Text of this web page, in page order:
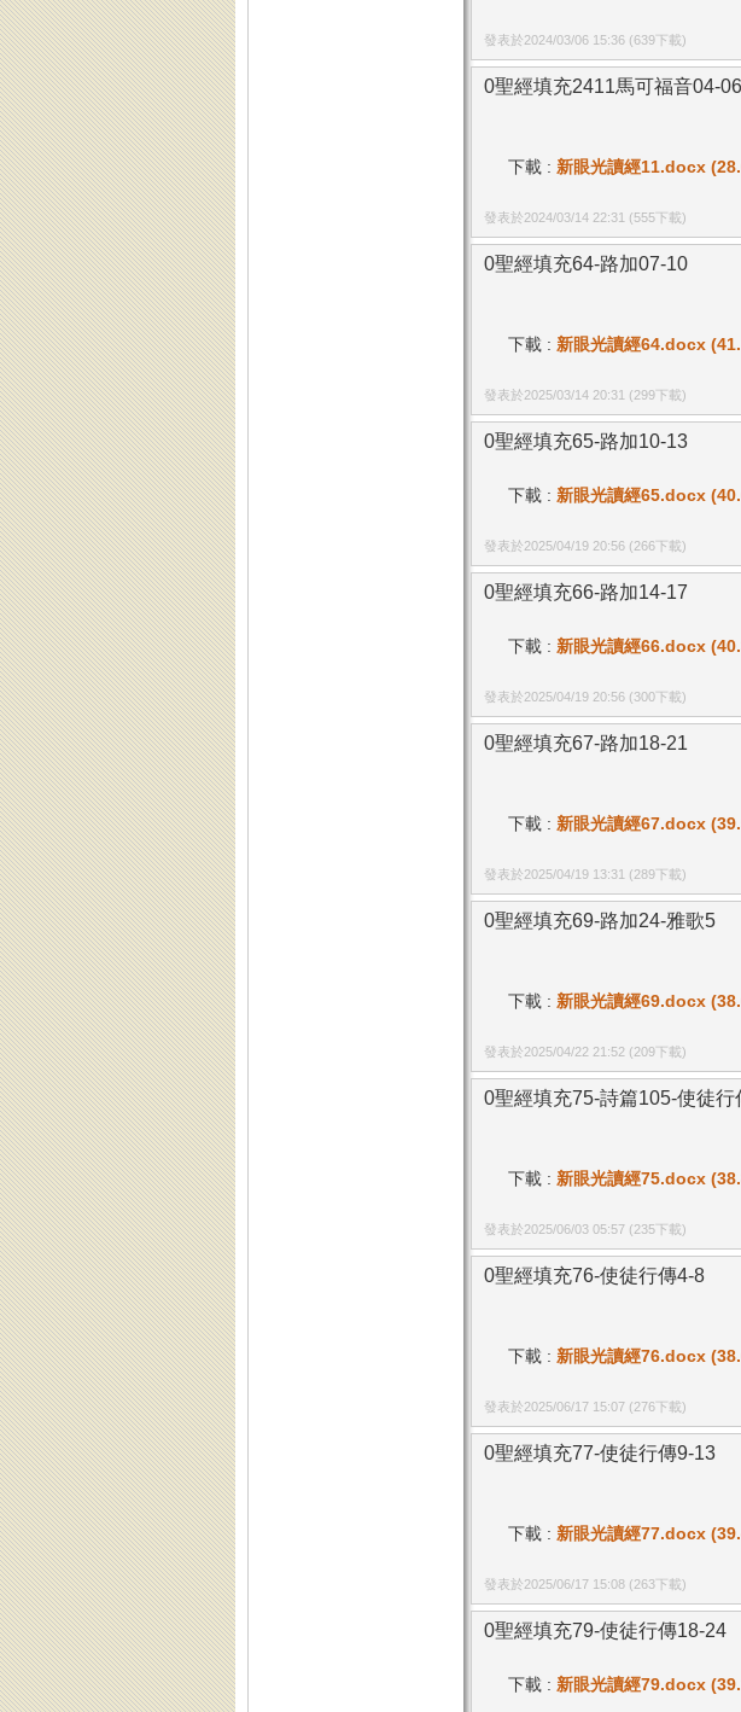
發表於2024/03/06 15:36 (639下載)
0聖經填充2411馬可福音04-06
下載 : 新眼光讀經11.docx
發表於2024/03/14 22:31 (555下載)
0聖經填充64-路加07-10
下載 : 新眼光讀經64.docx
發表於2025/03/14 20:31 (299下載)
0聖經填充65-路加10-13
下載 : 新眼光讀經65.docx
發表於2025/04/19 20:56 (266下載)
0聖經填充66-路加14-17
下載 : 新眼光讀經66.docx
發表於2025/04/19 20:56 (300下載)
0聖經填充67-路加18-21
下載 : 新眼光讀經67.docx
發表於2025/04/19 13:31 (289下載)
0聖經填充69-路加24-雅歌5
下載 : 新眼光讀經69.docx
發表於2025/04/22 21:52 (209下載)
0聖經填充75-詩篇105-使徒行
下載 : 新眼光讀經75.docx
發表於2025/06/03 05:57 (235下載)
0聖經填充76-使徒行傳4-8
下載 : 新眼光讀經76.docx
發表於2025/06/17 15:07 (276下載)
0聖經填充77-使徒行傳9-13
下載 : 新眼光讀經77.docx
發表於2025/06/17 15:08 (263下載)
0聖經填充79-使徒行傳18-24
下載 : 新眼光讀經79.docx